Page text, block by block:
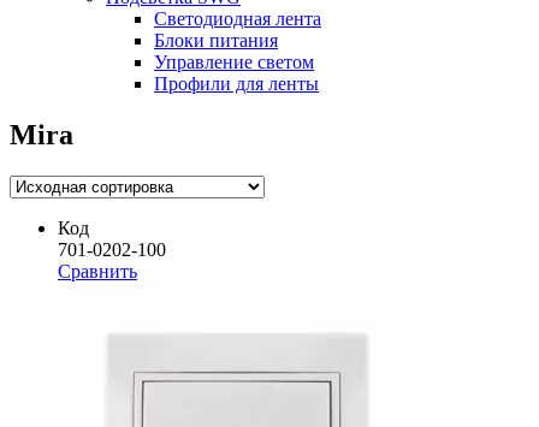
Светодиодная лента
Блоки питания
Управление светом
Профили для ленты
Mira
Код
701-0202-100
Сравнить